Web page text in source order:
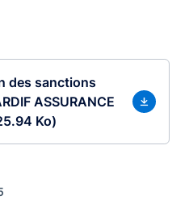
des sanctions
ASSURANCE
Ko)